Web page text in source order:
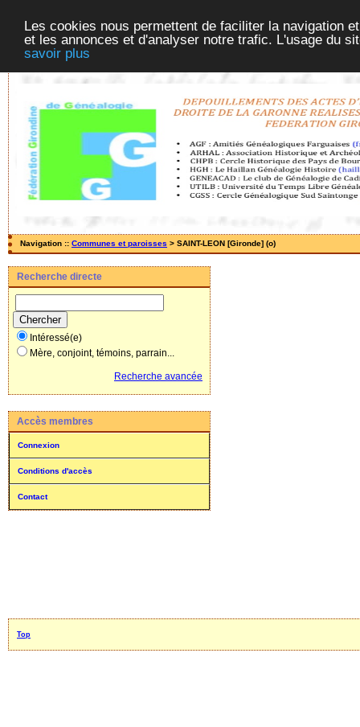
Les cookies nous permettent de faciliter la navigation
et les annonces et d'analyser notre trafic. L'usage du
savoir plus
Navigation :: Communes et paroisses > SAINT-LEON [Gironde] (o)
Recherche directe
Intéressé(e)
Mère, conjoint, témoins, parrain...
Recherche avancée
Accès membres
Connexion
Conditions d'accès
Contact
Top